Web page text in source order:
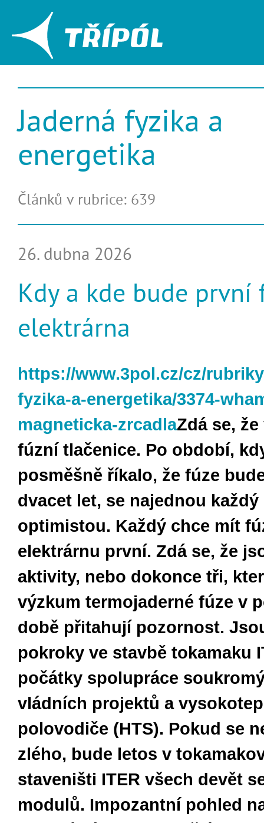
Jaderná fyzika a
energetika
Článků v rubrice: 639
26. dubna 2026
Kdy a kde bude první
elektrárna
https://www.3pol.cz/cz/
fyzika-a-energetika/3374-
magneticka-zrcadlaZdá se,
fúzní tlačenice. Po období,
posměšně říkalo, že fúze
dvacet let, se najednou každý
optimistou. Každý chce mít
elektrárnu první. Zdá se, že
aktivity, nebo dokonce tři,
výzkum termojaderné fúze v
době přitahují pozornost.
pokroky ve stavbě tokamaku
počátky spolupráce
vládních projektů a
polovodiče (HTS). Pokud se
zlého, bude letos v
staveništi ITER všech devět
modulů. Impozantní pohled